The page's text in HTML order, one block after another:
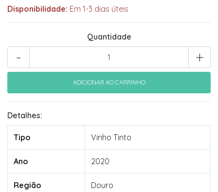
Disponibilidade: Em 1-3 dias úteis
Quantidade
+
-
Detalhes:
Tipo Vinho Tinto
Ano 2020
Região Douro